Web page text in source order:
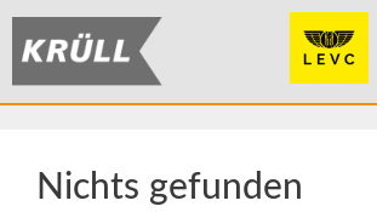
Nichts gefunden